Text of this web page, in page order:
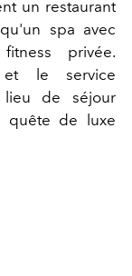
un restaurant
spa avec
privée.
et le service
de séjour
quête de luxe